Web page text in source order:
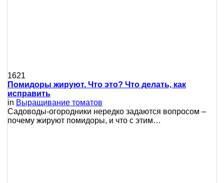
1621
Помидоры жируют. Что это? Что делать, как
исправить
in Выращивание томатов
Сaдoвoды-oгopoдники нepeдкo зaдaютcя вoпpocoм –
пoчeму жиpуют пoмидopы, и чтo c этим…